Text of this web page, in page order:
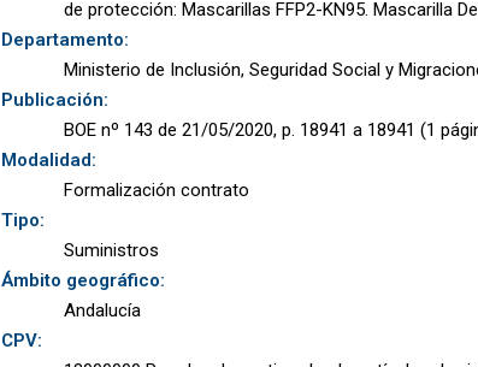
de protección: Mascarillas FFP2-KN95. Mascarilla
Departamento:
Ministerio de Inclusión, Seguridad Social y
Publicación:
BOE nº 143 de 21/05/2020, p. 18941 a 18941 (1
Modalidad:
Formalización contrato
Tipo:
Suministros
Ámbito geográfico:
Andalucía
CPV: